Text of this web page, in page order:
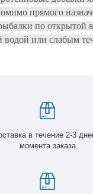
прямого
по открытой
водой или слабым
в течение 2-3
момента заказа